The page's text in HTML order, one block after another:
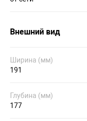
Внешний вид
Ширина (мм)
191
Глубина (мм)
177